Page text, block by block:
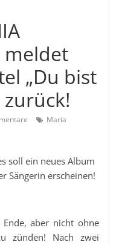
meldet
„Du bist
zurück!
Maria
soll ein neues Album
Sängerin erscheinen!
aber nicht ohne
zünden! Nach zwei